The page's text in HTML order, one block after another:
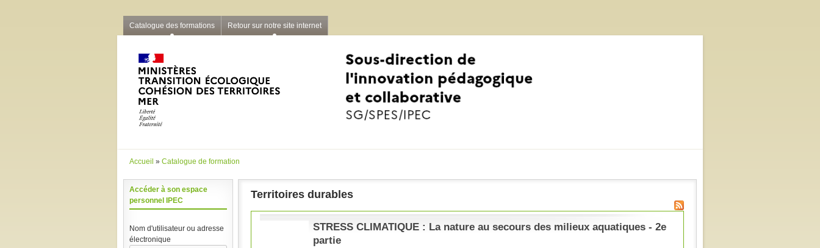
Catalogue des formations Retour sur notre site internet
Vous êtes ici
Accueil » Catalogue de formation
Accéder à son espace
personnel IPEC
Nom d'utilisateur ou adresse
électronique
Territoires durables
STRESS CLIMATIQUE : La nature au secours des milieux aquatiques - 2e
partie